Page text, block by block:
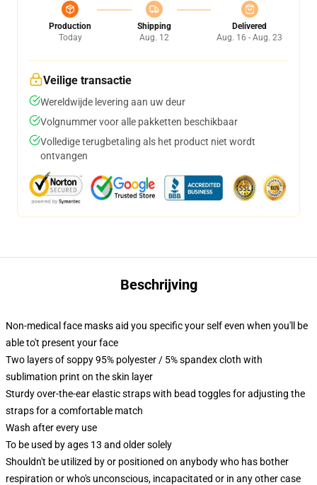
Production
Today
Shipping
Aug. 12
Delivered
Aug. 16 - Aug. 23
Veilige transactie
Wereldwijde levering aan uw deur
Volgnummer voor alle pakketten beschikbaar
Volledige terugbetaling als het product niet wordt
ontvangen
Beschrijving
Non-medical face masks aid you specific your self even when you'll be
able to't present your face
Two layers of soppy 95% polyester / 5% spandex cloth with
sublimation print on the skin layer
Sturdy over-the-ear elastic straps with bead toggles for adjusting the
straps for a comfortable match
Wash after every use
To be used by ages 13 and older solely
Shouldn't be utilized by or positioned on anybody who has bother
respiration or who's unconscious, incapacitated or in any other case